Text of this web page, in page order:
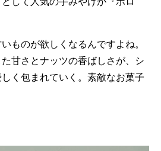
ものが欲しくなるんですよね。
甘さとナッツの香ばしさが、シ
く包まれていく。素敵なお菓子